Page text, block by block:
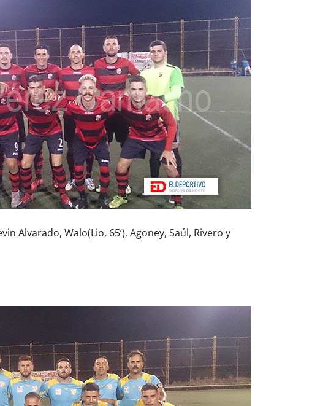
Alvarado, Walo(Lio, 65’), Agoney, Saúl, Rivero y